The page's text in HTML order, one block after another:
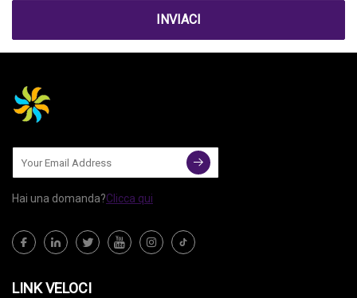
INVIACI
Hai una domanda?Clicca qui
LINK VELOCI